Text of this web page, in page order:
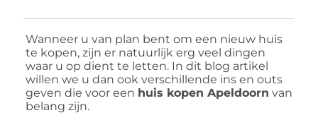
Wanneer u van plan bent om een nieuw huis
te kopen, zijn er natuurlijk erg veel dingen
waar u op dient te letten. In dit blog artikel
willen we u dan ook verschillende ins en outs
geven die voor een huis kopen Apeldoorn van
belang zijn.